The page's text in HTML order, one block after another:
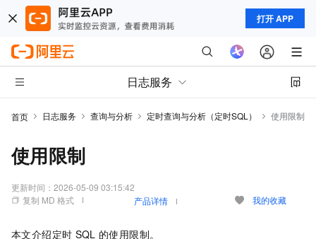
打开 APP
日志服务
首页 日志服务 查询与分析 定时查询与分析（定时SQL） 使用限制
使用限制
更新时间： 2026-05-09 03:15:42
复制 MD 格式
产品详情 我的收藏
本文介绍定时 SQL 的使用限制。